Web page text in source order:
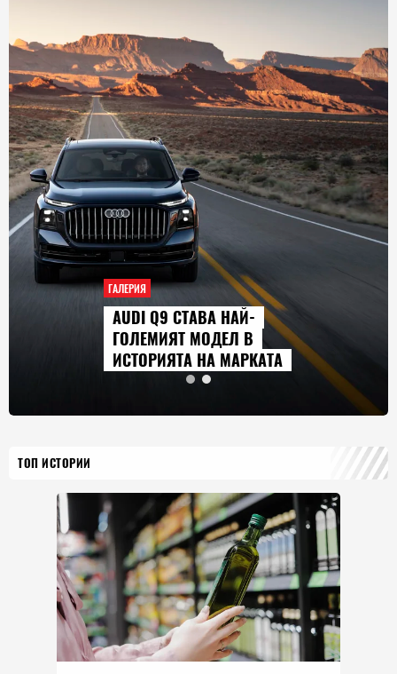
ГАЛЕРИЯ
AUDI Q9 СТАВА НАЙ-
ГОЛЕМИЯТ МОДЕЛ В
ИСТОРИЯТА НА МАРКАТА
ТОП ИСТОРИИ